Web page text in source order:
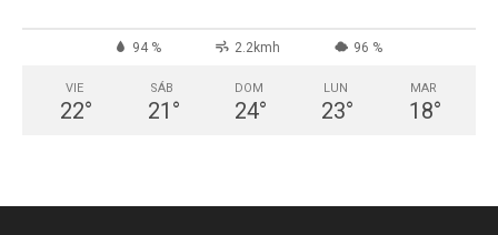
94 % 2.2kmh 96 %
VIE
22°
SÁB
21 °
DOM
24°
LUN
23°
MAR
18°